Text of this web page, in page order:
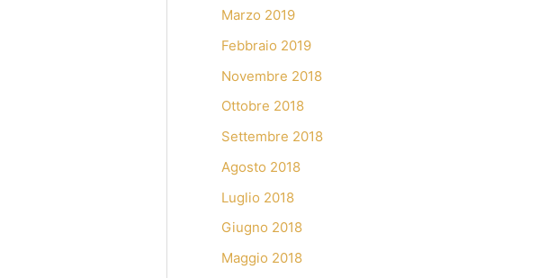
Marzo 2019
Febbraio 2019
Novembre 2018
Ottobre 2018
Settembre 2018
Agosto 2018
Luglio 2018
Giugno 2018
Maggio 2018